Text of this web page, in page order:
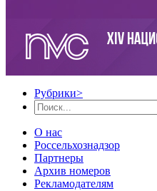
Рубрики>
О нас
Россельхознадзор
Партнеры
Архив номеров
Рекламодателям